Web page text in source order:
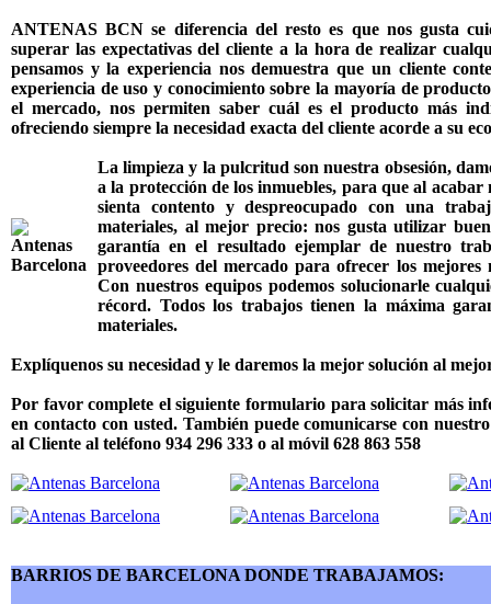
ANTENAS BCN se diferencia del resto es que nos gusta
superar las expectativas del cliente a la hora de realizar
pensamos y la experiencia nos demuestra que un cliente
experiencia de uso y conocimiento sobre la mayoría de
el mercado, nos permiten saber cuál es el producto más
ofreciendo siempre la necesidad exacta del cliente acorde a su
La limpieza y la pulcritud son nuestra obsesión,
a la protección de los inmuebles, para que al acabar
sienta contento y despreocupado con una
materiales, al mejor precio: nos gusta utilizar
garantía en el resultado ejemplar de nuestro
proveedores del mercado para ofrecer los
Con nuestros equipos podemos solucionarle
récord. Todos los trabajos tienen la máxima
materiales.
Explíquenos su necesidad y le daremos la mejor solución al
Por favor complete el siguiente formulario para solicitar más
en contacto con usted. También puede comunicarse con
al Cliente al teléfono 934 296 333 o al móvil 628 863 558
BARRIOS DE BARCELONA DONDE TRABAJAMOS: